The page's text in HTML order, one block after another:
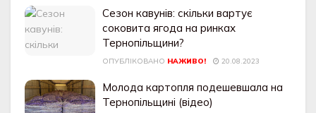
Сезон кавунів: скільки вартує
соковита ягода на ринках
Тернопільщини?
ОПУБЛІКОВАНО НАЖИВО! 20.08.2023
Молода картопля подешевшала на
Тернопільщині (відео)